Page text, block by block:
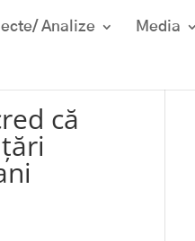
Analize Media
că